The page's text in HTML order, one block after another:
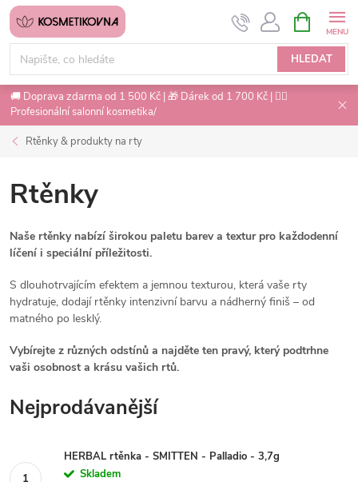
Přejít
obsah
HLEDAT
NÁKUPNÍ
KOŠÍK
🚚 Doprava zdarma od 1 500 Kč | 🎁 Dárek od 1 700 Kč | 💇‍♀️
Profesionální salonní kosmetika/
Rtěnky & produkty na rty
Rtěnky
Naše rtěnky nabízí širokou paletu barev a textur pro každodenní
líčení i speciální příležitosti.
S dlouhotrvajícím efektem a jemnou texturou, která vaše rty
hydratuje, dodají rtěnky intenzivní barvu a nádherný finiš – od
matného po lesklý.
Vybírejte z různých odstínů a najděte ten pravý, který podtrhne
vaši osobnost a krásu vašich rtů.
Nejprodávanější
HERBAL rtěnka - SMITTEN - Palladio - 3,7g
Skladem